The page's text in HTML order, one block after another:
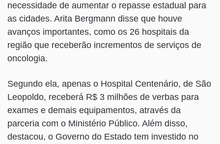
necessidade de aumentar o repasse estadual para
as cidades. Arita Bergmann disse que houve
avanços importantes, como os 26 hospitais da
região que receberão incrementos de serviços de
oncologia.
Segundo ela, apenas o Hospital Centenário, de São
Leopoldo, receberá R$ 3 milhões de verbas para
exames e demais equipamentos, através da
parceria com o Ministério Público. Além disso,
destacou, o Governo do Estado tem investido no